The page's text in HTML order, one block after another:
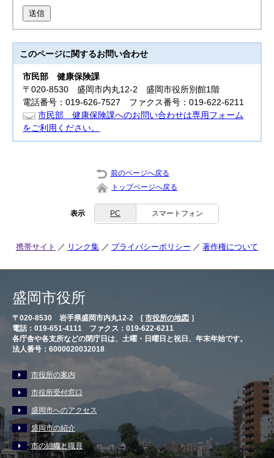
送信
このページに関するお問い合わせ
市民部健康保険課
〒020-8530 盛岡市内丸12-2 盛岡市役所別館1階
電話番号：019-626-7527 ファクス番号：019-622-6211
市民部 健康保険課へのお問い合わせは専用フォーム
をご利用ください。
前のページへ戻る
トップページへ戻る
表示 PC スマートフォン
携帯サイト リンク集 プライバシーポリシー 著作権について
盛岡市役所
〒020-8530 岩手県盛岡市内丸12-2 [ 市役所の地図 ］
電話：019-651-4111 ファクス：019-622-6211
各庁舎や各支所などの閉庁日は、土曜・日曜日と祝日、年末年始です。
法人番号：6000020032018
市役所の案内
市役所受付窓口
盛岡市へのアクセス
盛岡市の紹介
市の組織と職員